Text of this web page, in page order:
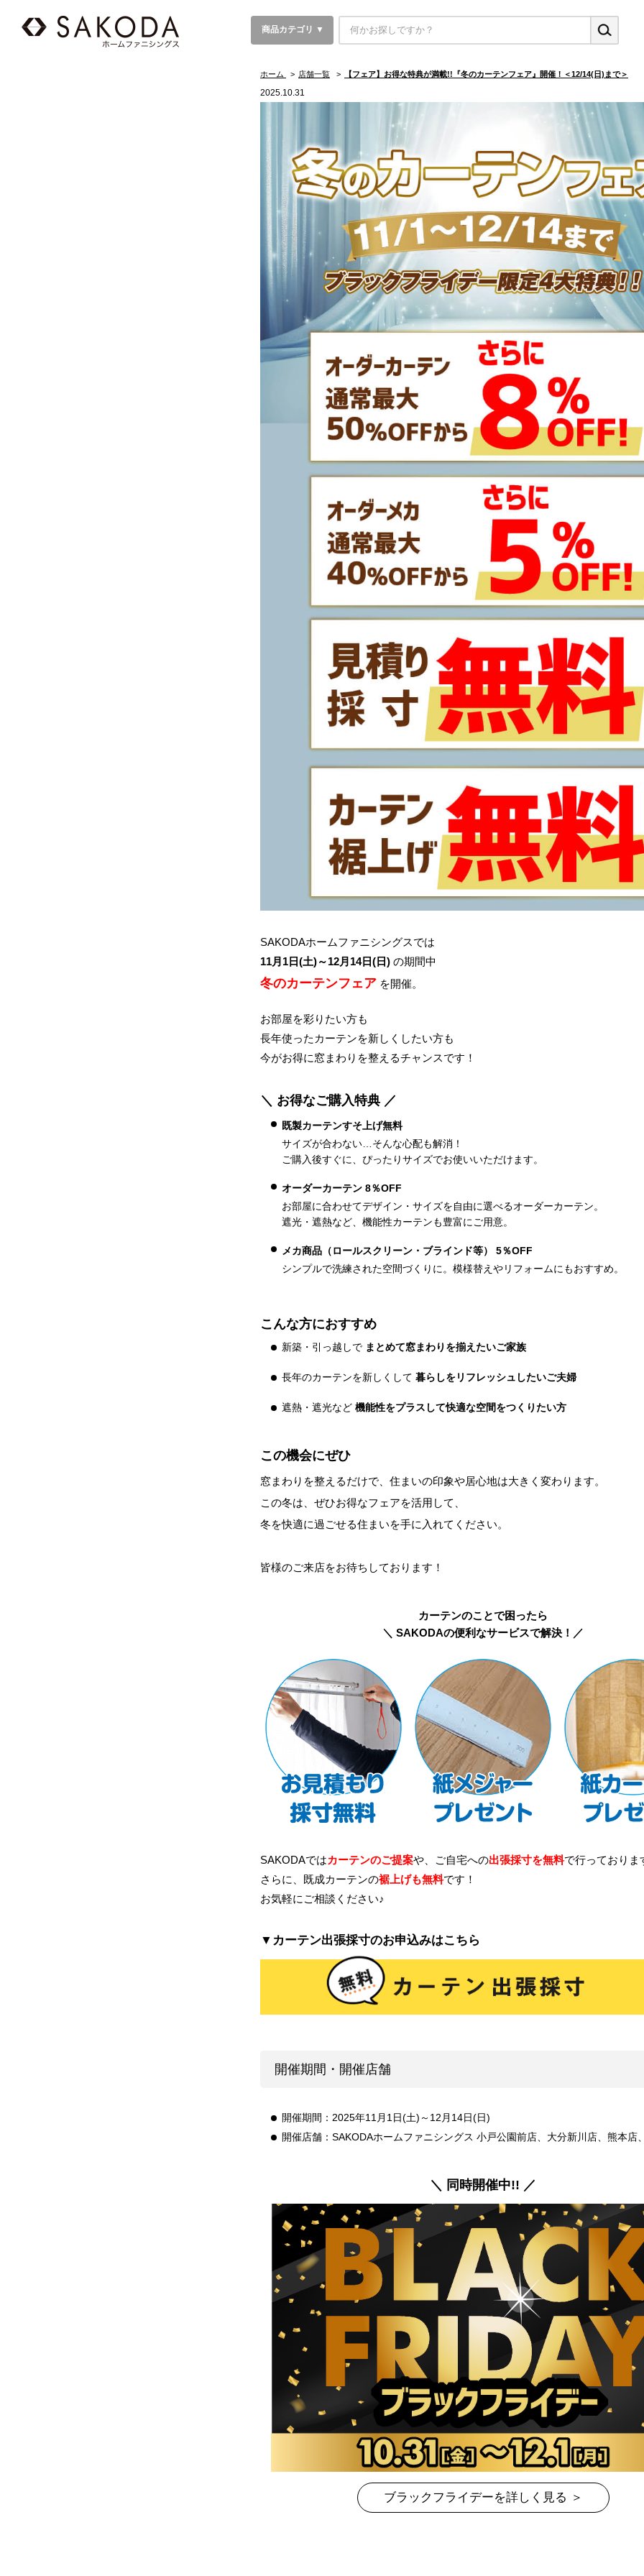
商品カテゴリ ▼
ホーム > 店舗一覧 > 【フェア】お得な特典が満載!!『冬のカーテンフェア』開催！＜12/14(日)まで＞
2025.10.31
SAKODAホームファニシングスでは
11月1日(土)～12月14日(日) の期間中
冬のカーテンフェア を開催。
お部屋を彩りたい方も
長年使ったカーテンを新しくしたい方も
今がお得に窓まわりを整えるチャンスです！
＼ お得なご購入特典 ／
既製カーテンすそ上げ無料
サイズが合わない…そんな心配も解消！
ご購入後すぐに、ぴったりサイズでお使いいただけます。
オーダーカーテン 8％OFF
お部屋に合わせてデザイン・サイズを自由に選べるオーダーカーテン。
遮光・遮熱など、機能性カーテンも豊富にご用意。
メカ商品（ロールスクリーン・ブラインド等） 5％OFF
シンプルで洗練された空間づくりに。模様替えやリフォームにもおすすめ。
こんな方におすすめ
新築・引っ越しで まとめて窓まわりを揃えたいご家族
長年のカーテンを新しくして 暮らしをリフレッシュしたいご夫婦
遮熱・遮光など 機能性をプラスして快適な空間をつくりたい方
この機会にぜひ
窓まわりを整えるだけで、住まいの印象や居心地は大きく変わります。
この冬は、ぜひお得なフェアを活用して、
冬を快適に過ごせる住まいを手に入れてください。
皆様のご来店をお待ちしております！
カーテンのことで困ったら
＼ SAKODAの便利なサービスで解決！／
SAKODAではカーテンのご提案や、ご自宅への出張採寸を無料で行っておりま
さらに、既成カーテンの裾上げも無料です！
お気軽にご相談ください♪
▼カーテン出張採寸のお申込みはこちら
開催期間・開催店舗
開催期間：2025年11月1日(土)～12月14日(日)
開催店舗：SAKODAホームファニシングス 小戸公園前店、大分新川店、熊本店
＼ 同時開催中!! ／
ブラックフライデーを詳しく見る ＞